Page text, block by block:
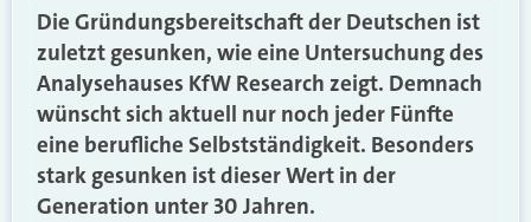
Die Gründungsbereitschaft der Deutschen ist
zuletzt gesunken, wie eine Untersuchung des
Analysehauses KfW Research zeigt. Demnach
wünscht sich aktuell nur noch jeder Fünfte
eine berufliche Selbstständigkeit. Besonders
stark gesunken ist dieser Wert in der
Generation unter 30 Jahren.